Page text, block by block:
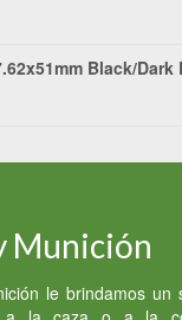
€.2,400.00 €.
Black/Dark
Munición
le brindamos un